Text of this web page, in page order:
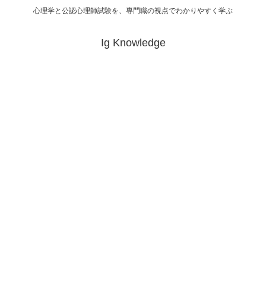
心理学と公認心理師試験を、専門職の視点でわかりやすく学ぶ
Ig Knowledge